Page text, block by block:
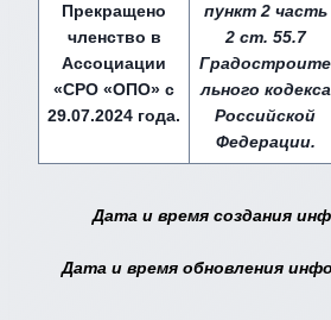
Прекращено
членство в
Ассоциации
«СРО «ОПО» с
29.07.2024 года.
пункт 2 часть
2 ст. 55.7
Градостроите
льного кодекса
Российской
Федерации.
Дата и время создания
Дата и время обновления